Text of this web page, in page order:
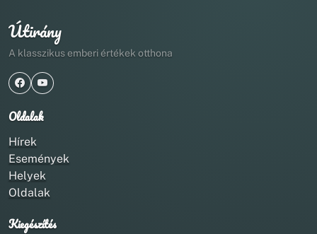
Útirány
A klasszikus emberi értékek otthona
Oldalak
Hírek
Események
Helyek
Oldalak
Kiegészítés